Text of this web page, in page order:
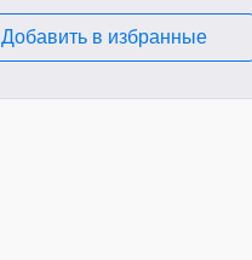
Добавить в избранные